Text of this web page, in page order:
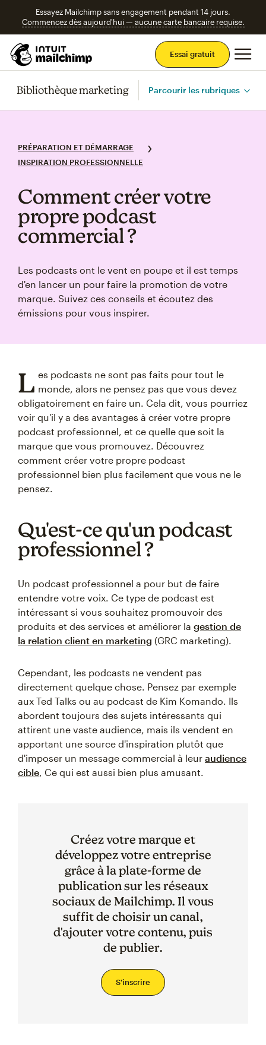
Essayez Mailchimp sans engagement pendant 14 jours.
Commencez dès aujourd'hui — aucune carte bancaire requise.
Essai gratuit
Bibliothèque marketing Parcourir les rubriques
PRÉPARATION ET DÉMARRAGE
INSPIRATION PROFESSIONNELLE
Comment créer votre
propre podcast
commercial ?
Les podcasts ont le vent en poupe et il est temps
d'en lancer un pour faire la promotion de votre
marque. Suivez ces conseils et écoutez des
émissions pour vous inspirer.
L es podcasts ne sont pas faits pour tout le
monde, alors ne pensez pas que vous devez
obligatoirement en faire un. Cela dit, vous pourriez
voir qu'il y a des avantages à créer votre propre
podcast professionnel, et ce quelle que soit la
marque que vous promouvez. Découvrez
comment créer votre propre podcast
professionnel bien plus facilement que vous ne le
pensez.
Qu'est-ce qu'un podcast
professionnel ?
Un podcast professionnel a pour but de faire
entendre votre voix. Ce type de podcast est
intéressant si vous souhaitez promouvoir des
produits et des services et améliorer la gestion de
la relation client en marketing (GRC marketing).
Cependant, les podcasts ne vendent pas
directement quelque chose. Pensez par exemple
aux Ted Talks ou au podcast de Kim Komando. Ils
abordent toujours des sujets intéressants qui
attirent une vaste audience, mais ils vendent en
apportant une source d'inspiration plutôt que
d'imposer un message commercial à leur audience
cible, Ce qui est aussi bien plus amusant.
Créez votre marque et
développez votre entreprise
grâce à la plate-forme de
publication sur les réseaux
sociaux de Mailchimp. Il vous
suffit de choisir un canal,
d'ajouter votre contenu, puis
de publier.
S'inscrire